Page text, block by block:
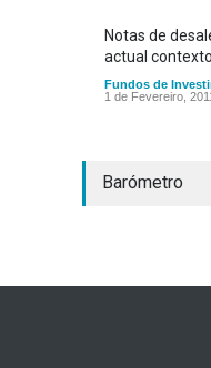
Notas de
actual contexto
Fundos de
1 de Fevereiro, 2011
Barómetro